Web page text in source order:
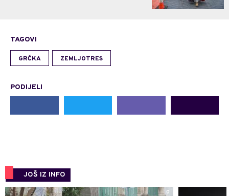
TAGOVI
GRČKA ZEMLJOTRES
PODIJELI
JOŠ IZ INFO
0